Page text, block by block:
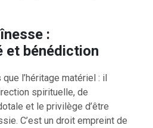
:
et bénédiction
l’héritage matériel : il
spirituelle, de
et le privilège d’être
C’est un droit empreint de